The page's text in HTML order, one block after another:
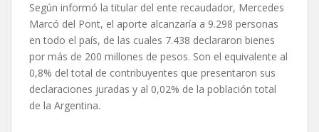
Según informó la titular del ente recaudador, Mercedes
Marcó del Pont, el aporte alcanzaría a 9.298 personas
en todo el país, de las cuales 7.438 declararon bienes
por más de 200 millones de pesos. Son el equivalente al
0,8% del total de contribuyentes que presentaron sus
declaraciones juradas y al 0,02% de la población total
de la Argentina.